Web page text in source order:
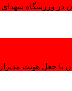
در ورزشگاه شهدای
با جعل هویت